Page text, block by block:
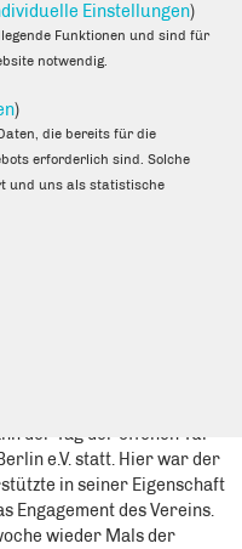
und Ärzten. Darüber
wichtig, sowohl auf die
in der Marie-Elisabeth-
Ein ausführliches Protokoll
kann beispielsweise im
statt.
stattfindet, hat sich sehr
diskutierten. Ferner fand
statt. Auch hier gab es
der Tag der offenen Tür
e.V. statt. Hier war der
in seiner Eigenschaft
Engagement des Vereins.
wieder Mals der
Einstellungen)
Funktionen und sind für
notwendig.
)
die bereits für die
erforderlich sind. Solche
und uns als statistische